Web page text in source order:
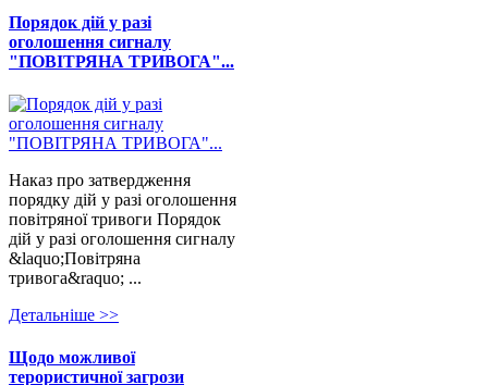
Порядок дій у разі
оголошення сигналу
"ПОВІТРЯНА ТРИВОГА"...
Наказ про затвердження
порядку дій у разі оголошення
повітряної тривоги Порядок
дій у разі оголошення сигналу
&laquo;Повітряна
тривога&raquo; ...
Детальнiше >>
Щодо можливої
терористичної загрози